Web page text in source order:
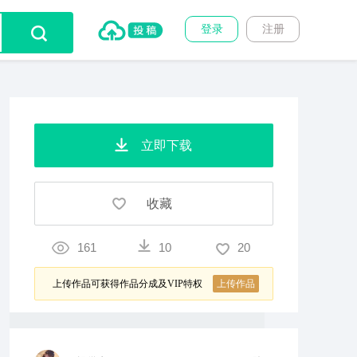
注册
登录
立即下载
收藏
161 10 20
上传作品可获得作品分成及VIP特权 上传作品